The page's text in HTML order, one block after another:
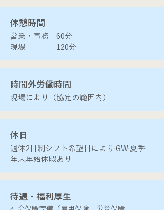
​休憩時間
営業・事務 60分
​現場 120分
​時間外労働時間
​現場により（協定の範囲内）
​休日
週休2日制シフト希望日により·GW·夏季·
年末年始休暇あり
​待遇・福利厚生